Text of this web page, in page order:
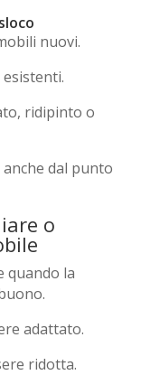
nuovi.
ridipinto o
dal punto
o
quando la
adattato.
ridotta.